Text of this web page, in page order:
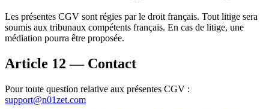
Les présentes CGV sont régies par le droit français. Tout litige sera
soumis aux tribunaux compétents français. En cas de litige, une
médiation pourra être proposée.
Article 12 — Contact
Pour toute question relative aux présentes CGV :
support@n01zet.com